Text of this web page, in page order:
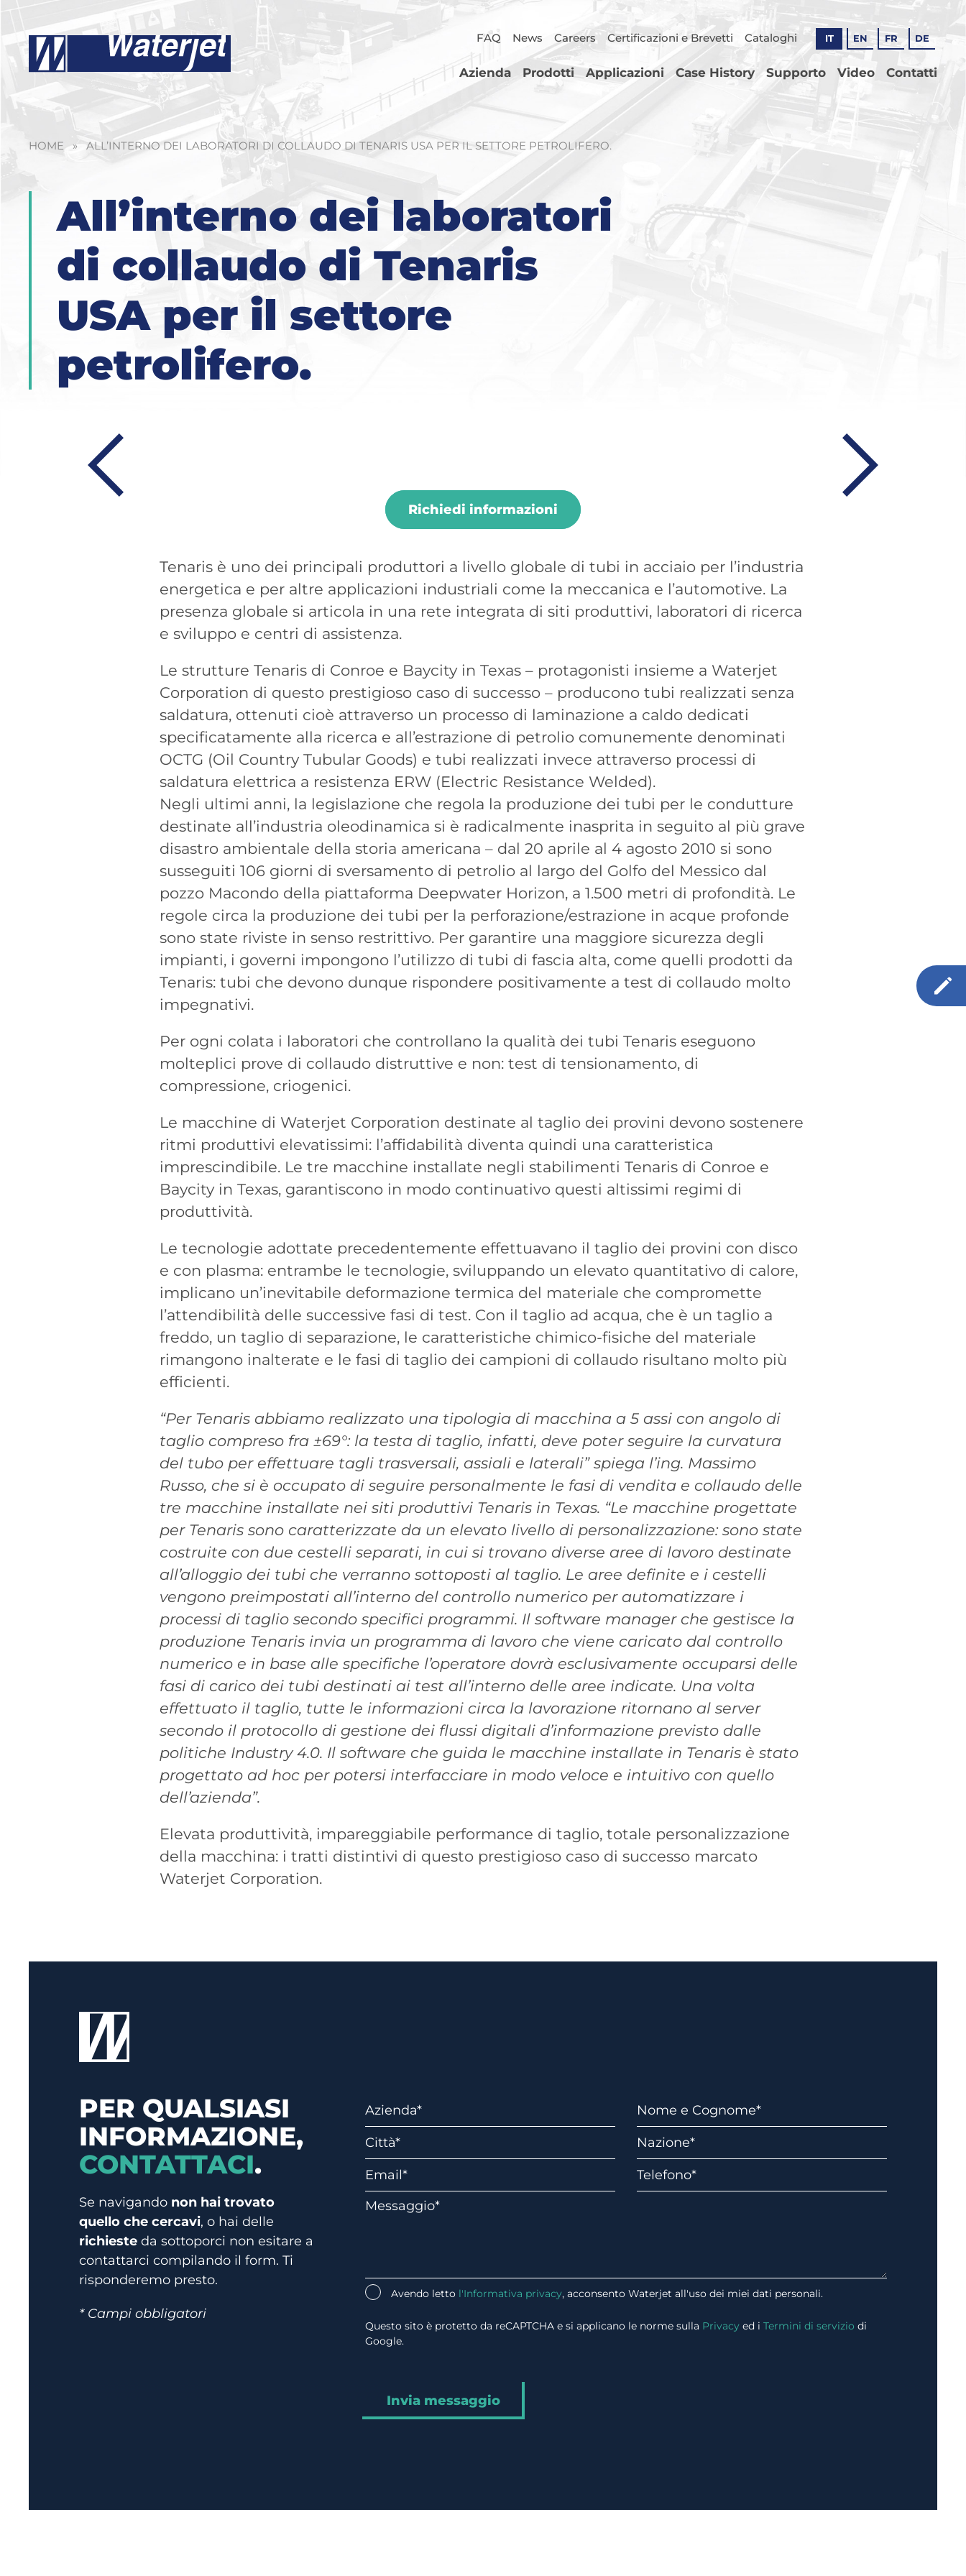
FAQ News Careers Certificazioni e Brevetti Cataloghi IT EN FR DE
Azienda Prodotti Applicazioni Case History Supporto Video Contatti
HOME » ALL’INTERNO DEI LABORATORI DI COLLAUDO DI TENARIS USA PER IL SETTORE PETROLIFERO.
All’interno dei laboratori
di collaudo di Tenaris
USA per il settore
petrolifero.
Richiedi informazioni
Tenaris è uno dei principali produttori a livello globale di tubi in acciaio per l’industria
energetica e per altre applicazioni industriali come la meccanica e l’automotive. La
presenza globale si articola in una rete integrata di siti produttivi, laboratori di ricerca
e sviluppo e centri di assistenza.
Le strutture Tenaris di Conroe e Baycity in Texas – protagonisti insieme a Waterjet
Corporation di questo prestigioso caso di successo – producono tubi realizzati senza
saldatura, ottenuti cioè attraverso un processo di laminazione a caldo dedicati
specificatamente alla ricerca e all’estrazione di petrolio comunemente denominati
OCTG (Oil Country Tubular Goods) e tubi realizzati invece attraverso processi di
saldatura elettrica a resistenza ERW (Electric Resistance Welded).
Negli ultimi anni, la legislazione che regola la produzione dei tubi per le condutture
destinate all’industria oleodinamica si è radicalmente inasprita in seguito al più grave
disastro ambientale della storia americana – dal 20 aprile al 4 agosto 2010 si sono
susseguiti 106 giorni di sversamento di petrolio al largo del Golfo del Messico dal
pozzo Macondo della piattaforma Deepwater Horizon, a 1.500 metri di profondità. Le
regole circa la produzione dei tubi per la perforazione/estrazione in acque profonde
sono state riviste in senso restrittivo. Per garantire una maggiore sicurezza degli
impianti, i governi impongono l’utilizzo di tubi di fascia alta, come quelli prodotti da
Tenaris: tubi che devono dunque rispondere positivamente a test di collaudo molto
impegnativi.
Per ogni colata i laboratori che controllano la qualità dei tubi Tenaris eseguono
molteplici prove di collaudo distruttive e non: test di tensionamento, di
compressione, criogenici.
Le macchine di Waterjet Corporation destinate al taglio dei provini devono sostenere
ritmi produttivi elevatissimi: l’affidabilità diventa quindi una caratteristica
imprescindibile. Le tre macchine installate negli stabilimenti Tenaris di Conroe e
Baycity in Texas, garantiscono in modo continuativo questi altissimi regimi di
produttività.
Le tecnologie adottate precedentemente effettuavano il taglio dei provini con disco
e con plasma: entrambe le tecnologie, sviluppando un elevato quantitativo di calore,
implicano un’inevitabile deformazione termica del materiale che compromette
l’attendibilità delle successive fasi di test. Con il taglio ad acqua, che è un taglio a
freddo, un taglio di separazione, le caratteristiche chimico-fisiche del materiale
rimangono inalterate e le fasi di taglio dei campioni di collaudo risultano molto più
efficienti.
“Per Tenaris abbiamo realizzato una tipologia di macchina a 5 assi con angolo di
taglio compreso fra ±69°: la testa di taglio, infatti, deve poter seguire la curvatura
del tubo per effettuare tagli trasversali, assiali e laterali” spiega l’ing. Massimo
Russo, che si è occupato di seguire personalmente le fasi di vendita e collaudo delle
tre macchine installate nei siti produttivi Tenaris in Texas. “Le macchine progettate
per Tenaris sono caratterizzate da un elevato livello di personalizzazione: sono state
costruite con due cestelli separati, in cui si trovano diverse aree di lavoro destinate
all’alloggio dei tubi che verranno sottoposti al taglio. Le aree definite e i cestelli
vengono preimpostati all’interno del controllo numerico per automatizzare i
processi di taglio secondo specifici programmi. Il software manager che gestisce la
produzione Tenaris invia un programma di lavoro che viene caricato dal controllo
numerico e in base alle specifiche l’operatore dovrà esclusivamente occuparsi delle
fasi di carico dei tubi destinati ai test all’interno delle aree indicate. Una volta
effettuato il taglio, tutte le informazioni circa la lavorazione ritornano al server
secondo il protocollo di gestione dei flussi digitali d’informazione previsto dalle
politiche Industry 4.0. Il software che guida le macchine installate in Tenaris è stato
progettato ad hoc per potersi interfacciare in modo veloce e intuitivo con quello
dell’azienda”.
Elevata produttività, impareggiabile performance di taglio, totale personalizzazione
della macchina: i tratti distintivi di questo prestigioso caso di successo marcato
Waterjet Corporation.
PER QUALSIASI
INFORMAZIONE,
CONTATTACI.
Se navigando non hai trovato
quello che cercavi, o hai delle
richieste da sottoporci non esitare a
contattarci compilando il form. Ti
risponderemo presto.
* Campi obbligatori
Avendo letto l'Informativa privacy, acconsento Waterjet all'uso dei miei dati personali.
Questo sito è protetto da reCAPTCHA e si applicano le norme sulla Privacy ed i Termini di servizio di
Google.